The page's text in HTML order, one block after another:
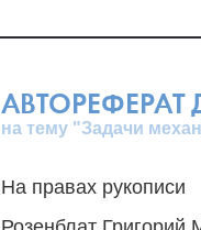
АВТОРЕФЕРАТ
на тему "Задачи
На правах рукописи